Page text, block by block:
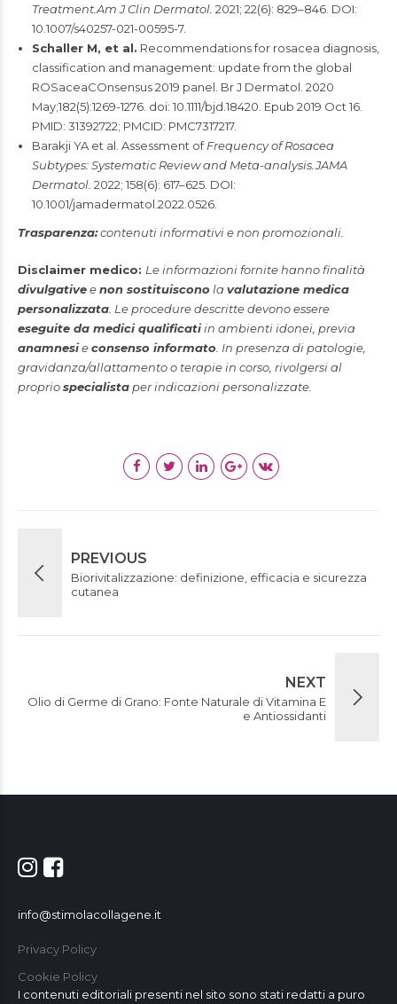
Treatment.Am J Clin Dermatol. 2021; 22(6): 829–846. DOI:
10.1007/s40257-021-00595-7.
Schaller M, et al. Recommendations for rosacea diagnosis,
classification and management: update from the global
ROSaceaCOnsensus 2019 panel. Br J Dermatol. 2020
May;182(5):1269-1276. doi: 10.1111/bjd.18420. Epub 2019 Oct 16.
PMID: 31392722; PMCID: PMC7317217.
Barakji YA et al. Assessment ofFrequency of Rosacea
Subtypes: Systematic Review and Meta-analysis.JAMA
Dermatol. 2022; 158(6): 617–625. DOI:
10.1001/jamadermatol.2022.0526.
Trasparenza:contenuti informativi e non promozionali.
Disclaimer medico: Le informazioni fornite hanno finalità
divulgativeenon sostituiscono la valutazione medica
personalizzata . Le procedure descritte devono essere
eseguite da medici qualificatiin ambienti idonei, previa
anamnesieconsenso informato . In presenza di patologie,
gravidanza/allattamento o terapie in corso, rivolgersi al
propriospecialista per indicazioni personalizzate.
PREVIOUS
Biorivitalizzazione: definizione, efficacia e sicurezza
cutanea
NEXT
Olio di Germe di Grano: Fonte Naturale di Vitamina E
e Antiossidanti
info@stimolacollagene.it
Privacy Policy
Cookie Policy
I contenuti editoriali presenti nel sito sono stati redatti a puro